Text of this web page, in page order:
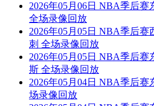
2026年05月06日 NBA季后
全场录像回放
2026年05月05日 NBA季后赛
刺 全场录像回放
2026年05月05日 NBA季后赛
斯 全场录像回放
2026年05月04日 NBA季后赛
场录像回放